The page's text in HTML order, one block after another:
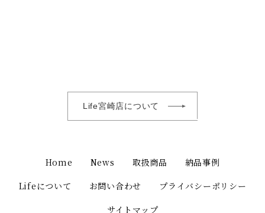
Life宮崎店について
Home News 取扱商品
納品事例
Lifeについて
お問い合わせ
プライバシーポリシー
サイトマップ